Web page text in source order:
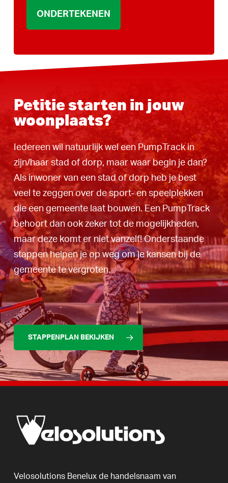
Petitie starten in jouw
woonplaats?
Iedereen wil natuurlijk wel een PumpTrack in
zijn/haar stad of dorp, maar waar begin je dan?
Als inwoner van een stad of dorp heb je best
veel te zeggen over de sport- en speelplekken
die een gemeente laat bouwen. Een PumpTrack
behoort dan ook zeker tot de mogelijkheden,
maar deze komt er niet vanzelf! Onderstaande
stappen helpen je op weg om je kansen bij de
gemeente te vergroten.
STAPPENPLAN BEKIJKEN
Velosolutions Benelux de handelsnaam van